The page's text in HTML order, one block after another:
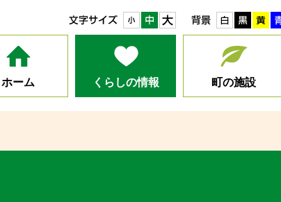
小 中 白 黒 黄
ホーム くらしの情報 町の施設